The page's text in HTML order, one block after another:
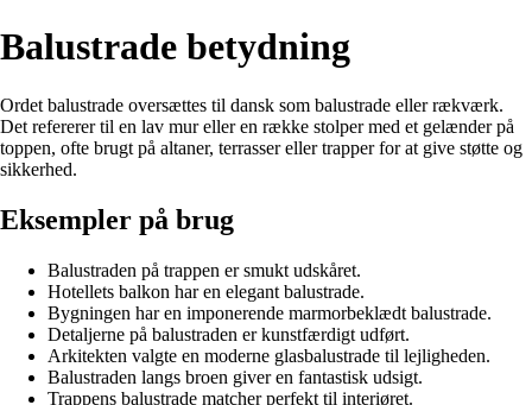
Balustrade betydning
Ordet balustrade oversættes til dansk som balustrade eller rækværk.
Det refererer til en lav mur eller en række stolper med et gelænder på
toppen, ofte brugt på altaner, terrasser eller trapper for at give støtte og
sikkerhed.
Eksempler på brug
Balustraden på trappen er smukt udskåret.
Hotellets balkon har en elegant balustrade.
Bygningen har en imponerende marmorbeklædt balustrade.
Detaljerne på balustraden er kunstfærdigt udført.
Arkitekten valgte en moderne glasbalustrade til lejligheden.
Balustraden langs broen giver en fantastisk udsigt.
Trappens balustrade matcher perfekt til interiøret.